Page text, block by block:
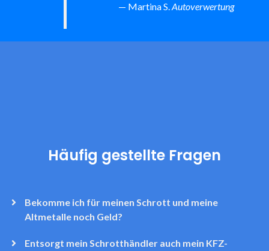
Martina S.Autoverwertung
Häufig gestellte Fragen
Bekomme ich für meinen Schrott und meine
Altmetalle noch Geld?
Entsorgt mein Schrotthändler auch mein KFZ-